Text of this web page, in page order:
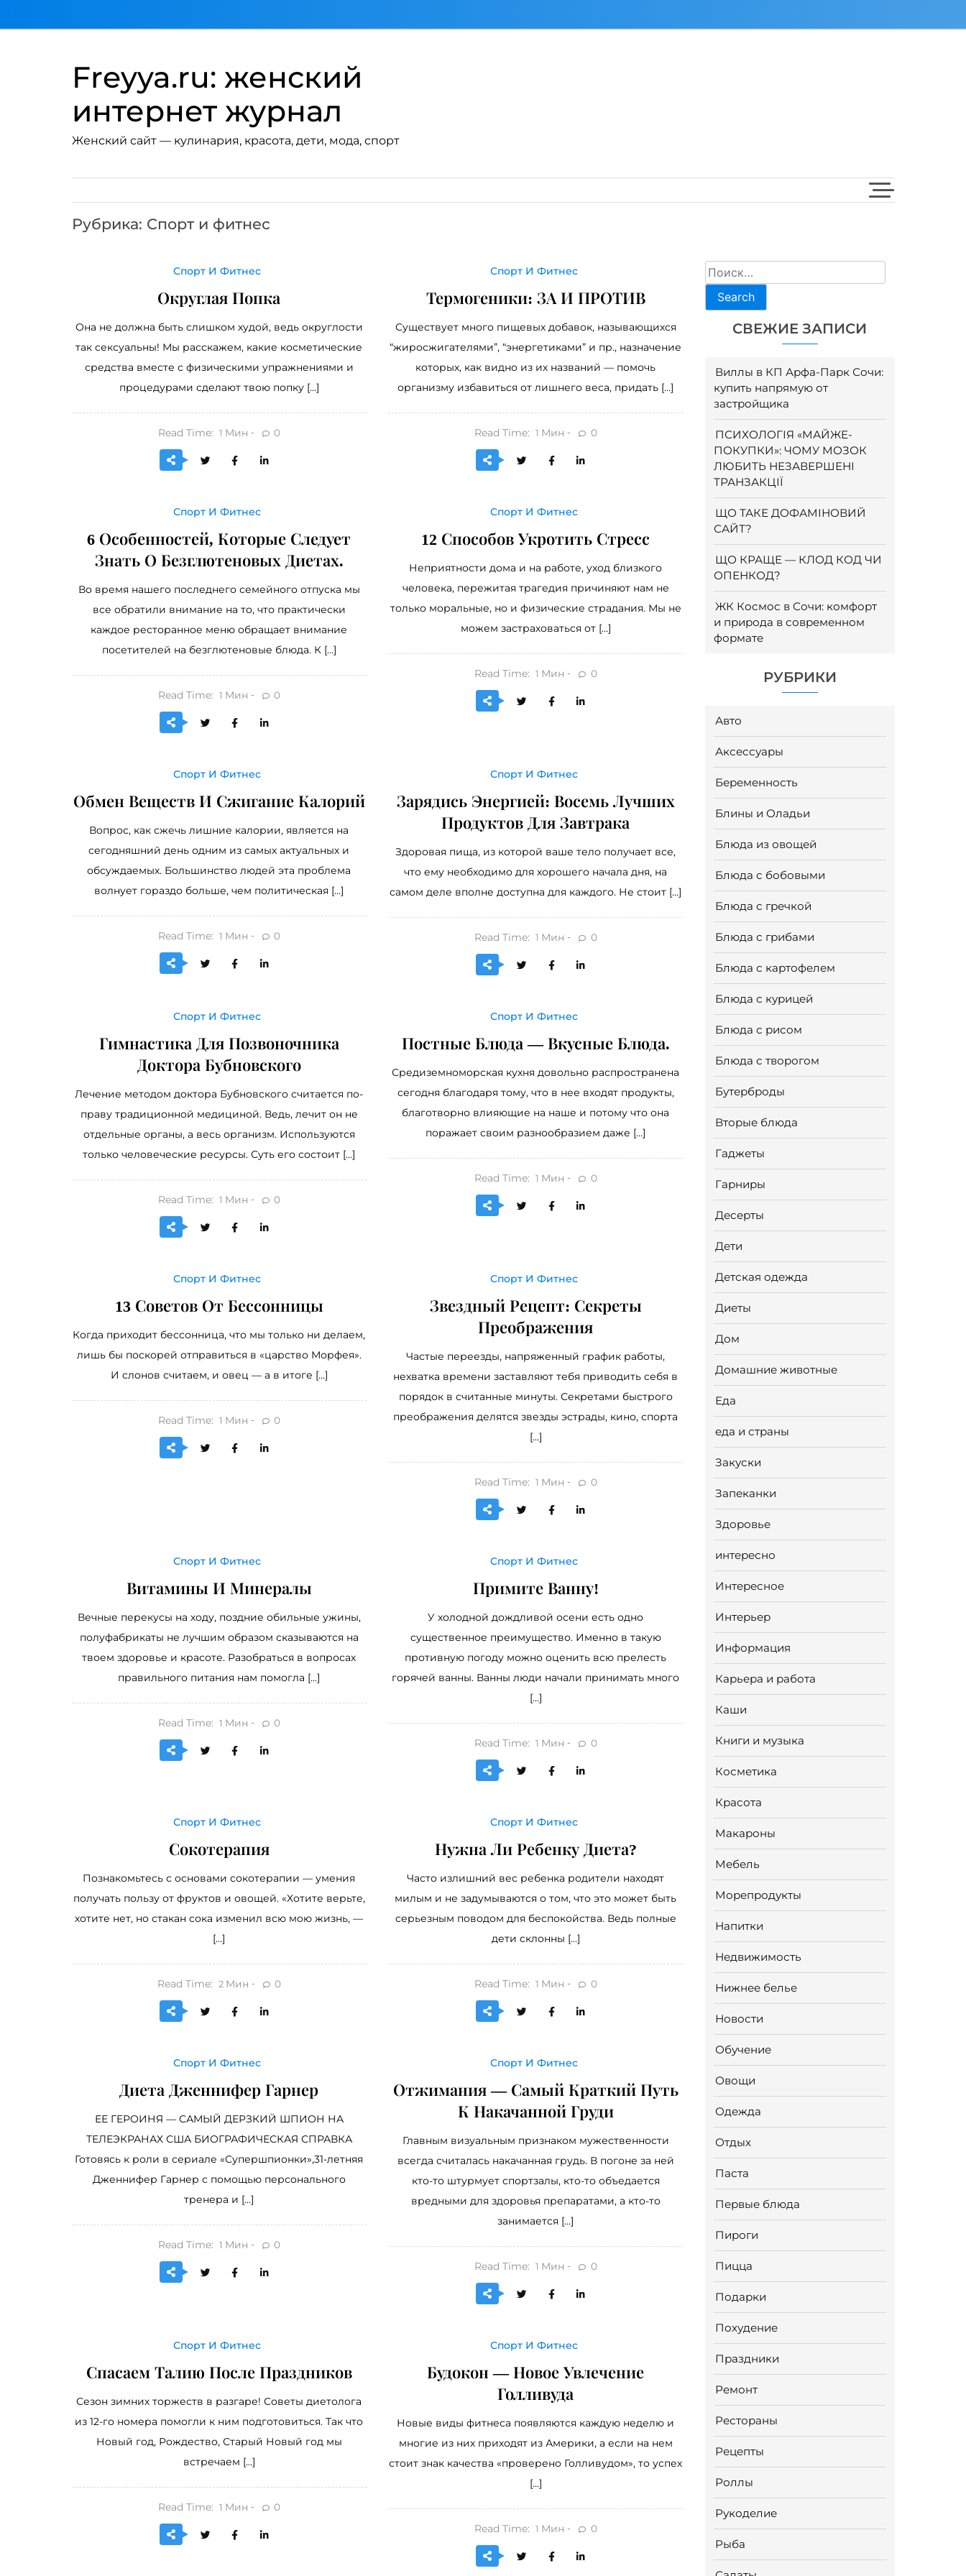
Freyya.ru: женский
интернет журнал
Женский сайт — кулинария, красота, дети, мода, спорт
Рубрика: Спорт и фитнес
Search
СВЕЖИЕ ЗАПИСИ
Виллы в КП Арфа-Парк Сочи:
купить напрямую от
застройщика
ПСИХОЛОГІЯ «МАЙЖЕ-
ПОКУПКИ»: ЧОМУ МОЗОК
ЛЮБИТЬ НЕЗАВЕРШЕНІ
ТРАНЗАКЦІЇ
ЩО ТАКЕ ДОФАМІНОВИЙ
САЙТ?
ЩО КРАЩЕ — КЛОД КОД ЧИ
ОПЕНКОД?
ЖК Космос в Сочи: комфорт
и природа в современном
формате
РУБРИКИ
Авто
Аксессуары
Беременность
Блины и Оладьи
Блюда из овощей
Блюда с бобовыми
Блюда с гречкой
Блюда с грибами
Блюда с картофелем
Блюда с курицей
Блюда с рисом
Блюда с творогом
Бутерброды
Вторые блюда
Гаджеты
Гарниры
Десерты
Дети
Детская одежда
Диеты
Дом
Домашние животные
Еда
еда и страны
Закуски
Запеканки
Здоровье
интересно
Интересное
Интерьер
Информация
Карьера и работа
Каши
Книги и музыка
Косметика
Красота
Макароны
Мебель
Морепродукты
Напитки
Недвижимость
Нижнее белье
Новости
Обучение
Овощи
Одежда
Отдых
Паста
Первые блюда
Пироги
Пицца
Подарки
Похудение
Праздники
Ремонт
Рестораны
Рецепты
Роллы
Рукоделие
Рыба
Спорт И Фитнес
Округлая Попка
Она не должна быть слишком худой, ведь округлости
так сексуальны! Мы расскажем, какие косметические
средства вместе с физическими упражнениями и
процедурами сделают твою попку […]
Read Time: 1 Мин 0
Спорт И Фитнес
Термогеники: ЗА И ПРОТИВ
Существует много пищевых добавок, называющихся
“жиросжигателями”, “энергетиками” и пр., назначение
которых, как видно из их названий — помочь
организму избавиться от лишнего веса, придать […]
Read Time: 1 Мин 0
Спорт И Фитнес
6 Особенностей, Которые Следует
Знать О Безглютеновых Диетах.
Во время нашего последнего семейного отпуска мы
все обратили внимание на то, что практически
каждое ресторанное меню обращает внимание
посетителей на безглютеновые блюда. К […]
Read Time: 1 Мин 0
Спорт И Фитнес
12 Способов Укротить Стресс
Неприятности дома и на работе, уход близкого
человека, пережитая трагедия причиняют нам не
только моральные, но и физические страдания. Мы не
можем застраховаться от […]
Read Time: 1 Мин 0
Спорт И Фитнес
Обмен Веществ И Сжигание Калорий
Вопрос, как сжечь лишние калории, является на
сегодняшний день одним из самых актуальных и
обсуждаемых. Большинство людей эта проблема
волнует гораздо больше, чем политическая […]
Read Time: 1 Мин 0
Спорт И Фитнес
Зарядись Энергией: Восемь Лучших
Продуктов Для Завтрака
Здоровая пища, из которой ваше тело получает все,
что ему необходимо для хорошего начала дня, на
самом деле вполне доступна для каждого. Не стоит […]
Read Time: 1 Мин 0
Спорт И Фитнес
Гимнастика Для Позвоночника
Доктора Бубновского
Лечение методом доктора Бубновского считается по-
праву традиционной медициной. Ведь, лечит он не
отдельные органы, а весь организм. Используются
только человеческие ресурсы. Суть его состоит […]
Read Time: 1 Мин 0
Спорт И Фитнес
Постные Блюда — Вкусные Блюда.
Средиземноморская кухня довольно распространена
сегодня благодаря тому, что в нее входят продукты,
благотворно влияющие на наше и потому что она
поражает своим разнообразием даже […]
Read Time: 1 Мин 0
Спорт И Фитнес
13 Советов От Бессонницы
Когда приходит бессонница, что мы только ни делаем,
лишь бы поскорей отправиться в «царство Морфея».
И слонов считаем, и овец — а в итоге […]
Read Time: 1 Мин 0
Спорт И Фитнес
Звездный Рецепт: Секреты
Преображения
Частые переезды, напряженный график работы,
нехватка времени заставляют тебя приводить себя в
порядок в считанные минуты. Секретами быстрого
преображения делятся звезды эстрады, кино, спорта
[…]
Read Time: 1 Мин 0
Спорт И Фитнес
Витамины И Минералы
Вечные перекусы на ходу, поздние обильные ужины,
полуфабрикаты не лучшим образом сказываются на
твоем здоровье и красоте. Разобраться в вопросах
правильного питания нам помогла […]
Read Time: 1 Мин 0
Спорт И Фитнес
Примите Ванну!
У холодной дождливой осени есть одно
существенное преимущество. Именно в такую
противную погоду можно оценить всю прелесть
горячей ванны. Ванны люди начали принимать много
[…]
Read Time: 1 Мин 0
Спорт И Фитнес
Сокотерапия
Познакомьтесь с основами сокотерапии — умения
получать пользу от фруктов и овощей. «Хотите верьте,
хотите нет, но стакан сока изменил всю мою жизнь, —
[…]
Read Time: 2 Мин 0
Спорт И Фитнес
Нужна Ли Ребенку Диета?
Часто излишний вес ребенка родители находят
милым и не задумываются о том, что это может быть
серьезным поводом для беспокойства. Ведь полные
дети склонны […]
Read Time: 1 Мин 0
Спорт И Фитнес
Диета Дженнифер Гарнер
ЕЕ ГЕРОИНЯ — САМЫЙ ДЕРЗКИЙ ШПИОН НА
ТЕЛЕЭКРАНАХ США БИОГРАФИЧЕСКАЯ СПРАВКА
Готовясь к роли в сериале «Супер­шпионки»,31-летняя
Дженнифер Гарнер с помощью персонального
тренера и […]
Read Time: 1 Мин 0
Спорт И Фитнес
Отжимания — Самый Краткий Путь
К Накачанной Груди
Главным визуальным признаком мужественности
всегда считалась накачанная грудь. В погоне за ней
кто-то штурмует спортзалы, кто-то объедается
вредными для здоровья препаратами, а кто-то
занимается […]
Read Time: 1 Мин 0
Спорт И Фитнес
Спасаем Талию После Праздников
Сезон зимних торжеств в разгаре! Советы диетолога
из 12-го номера помогли к ним подготовиться. Так что
Новый год, Рождество, Старый Новый год мы
встречаем […]
Read Time: 1 Мин 0
Спорт И Фитнес
Будокон — Новое Увлечение
Голливуда
Новые виды фитнеса появляются каждую неделю и
многие из них приходят из Америки, а если на нем
стоит знак качества «проверено Голливудом», то успех
[…]
Read Time: 1 Мин 0